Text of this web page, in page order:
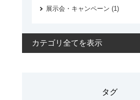
展示会・キャンペーン (1)
カテゴリ全てを表示
タグ